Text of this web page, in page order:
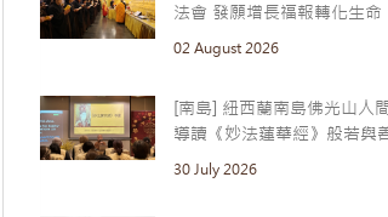
法會 發願增長福報轉化生命
02 August 2026
[南島] 紐西蘭南島佛光山人
導讀《妙法蓮華經》般若與
30 July 2026